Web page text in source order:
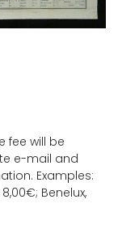
fee will be
e-mail and
Examples:
Benelux,